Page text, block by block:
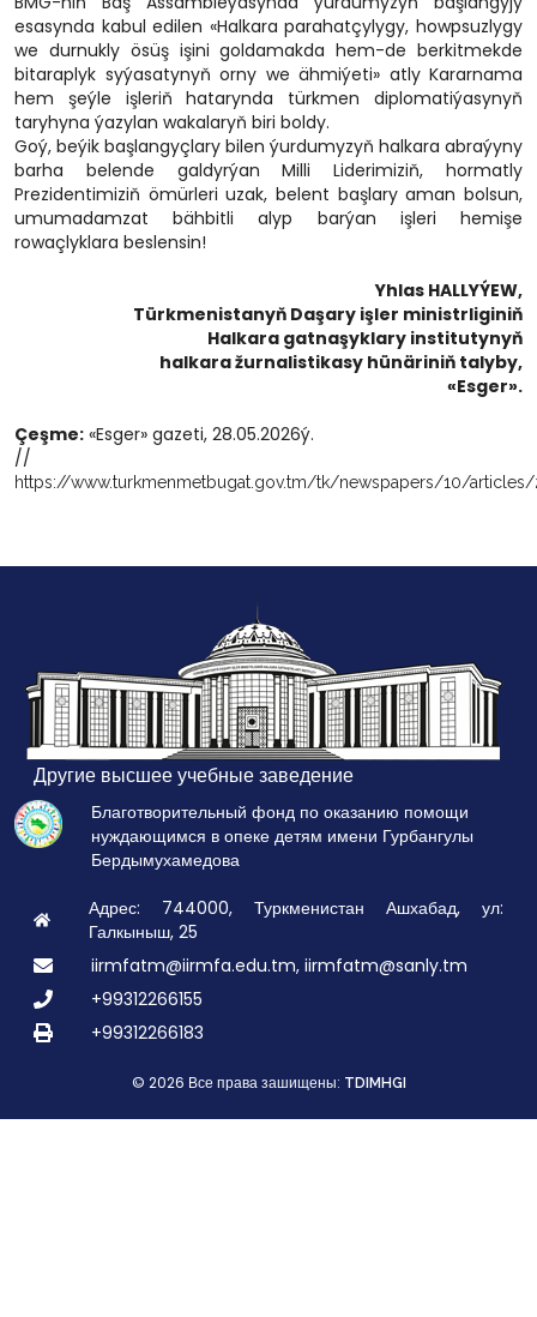
esasynda kabul edilen «Halkara parahatçylygy, howpsuzlygy
we durnukly ösüş işini goldamakda hem-de berkitmekde
bitaraplyk syýasatynyň orny we ähmiýeti» atly Kararnama
hem şeýle işleriň hatarynda türkmen diplomatiýasynyň
taryhyna ýazylan wakalaryň biri boldy.
Goý, beýik başlangyçlary bilen ýurdumyzyň halkara abraýyny
barha belende galdyrýan Milli Liderimiziň, hormatly
Prezidentimiziň ömürleri uzak, belent başlary aman bolsun,
umumadamzat bähbitli alyp barýan işleri hemişe
rowaçlyklara beslensin!
Yhlas HALLYÝEW,
Türkmenistanyň Daşary işler ministrliginiň
Halkara gatnaşyklary institutynyň
halkara žurnalistikasy hünäriniň talyby,
«Esger».
Çeşme: «Esger» gazeti, 28.05.2026ý.
//
https://www.turkmenmetbugat.gov.tm/tk/newspapers/10/articles/
Другие высшее учебные заведение
Благотворительный фонд по оказанию помощи
нуждающимся в опеке детям имени Гурбангулы
Бердымухамедова
Адрес: 744000, Туркменистан Ашхабад, ул:
Галкыныш, 25
iirmfatm@iirmfa.edu.tm, iirmfatm@sanly.tm
+99312266155
+99312266183
© 2026 Все права зашищены: TDIMHGI